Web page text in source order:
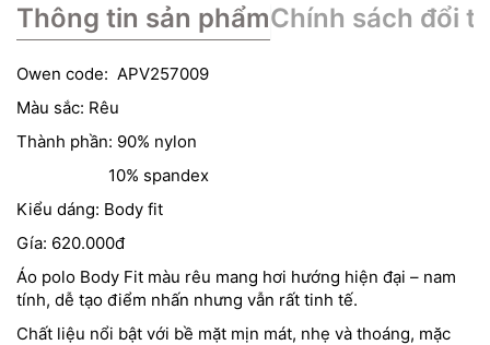
Thông tin sản phẩmChính sách đổi
Owen code: APV257009
Màu sắc: Rêu
Thành phần: 90% nylon
10% spandex
Kiểu dáng: Body fit
Gía: 620.000đ
Áo polo Body Fit màu rêu mang hơi hướng hiện đại – nam
tính, dễ tạo điểm nhấn nhưng vẫn rất tinh tế.
Chất liệu nổi bật với bề mặt mịn mát, nhẹ và thoáng, mặc